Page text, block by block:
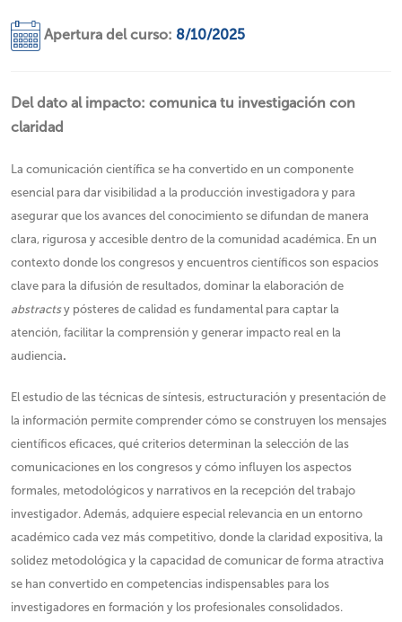
Apertura del curso: 8/10/2025
Del dato al impacto: comunica tu investigación con
claridad
La comunicación científica se ha convertido en un componente
esencial para dar visibilidad a la producción investigadora y para
asegurar que los avances del conocimiento se difundan de manera
clara, rigurosa y accesible dentro de la comunidad académica. En un
contexto donde los congresos y encuentros científicos son espacios
clave para la difusión de resultados, dominar la elaboración de
abstractsy pósteres de calidad es fundamental para captar la
atención, facilitar la comprensión y generar impacto real en la
audiencia.
El estudio de las técnicas de síntesis, estructuración y presentación de
la información permite comprender cómo se construyen los mensajes
científicos eficaces, qué criterios determinan la selección de las
comunicaciones en los congresos y cómo influyen los aspectos
formales, metodológicos y narrativos en la recepción del trabajo
investigador. Además, adquiere especial relevancia en un entorno
académico cada vez más competitivo, donde la claridad expositiva, la
solidez metodológica y la capacidad de comunicar de forma atractiva
se han convertido en competencias indispensables para los
investigadores en formación y los profesionales consolidados.